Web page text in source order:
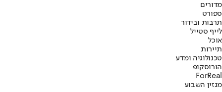
מדורים
ספורט
תרבות ובידור
לייף סטייל
אוכל
תיירות
טכנולוגיה ומדע
הורוסקופ
ForReal
מגזין השבוע